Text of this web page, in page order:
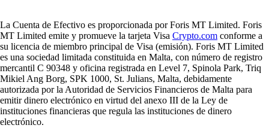
La Cuenta de Efectivo es proporcionada por Foris MT Limited. Foris
MT Limited emite y promueve la tarjeta Visa Crypto.com conforme a
su licencia de miembro principal de Visa (emisión). Foris MT Limited
es una sociedad limitada constituida en Malta, con número de registro
mercantil C 90348 y oficina registrada en Level 7, Spinola Park, Triq
Mikiel Ang Borg, SPK 1000, St. Julians, Malta, debidamente
autorizada por la Autoridad de Servicios Financieros de Malta para
emitir dinero electrónico en virtud del anexo III de la Ley de
instituciones financieras que regula las instituciones de dinero
electrónico.